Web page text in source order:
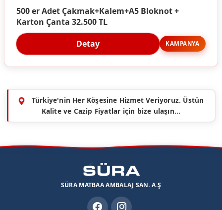
500 er Adet Çakmak+Kalem+A5 Bloknot +
Karton Çanta 32.500 TL
Detay KAMPANYA
Türkiye'nin Her Köşesine Hizmet Veriyoruz. Üstün
Kalite ve Cazip Fiyatlar için bize ulaşın...
SÜRA MATBAA AMBALAJ SAN. A.Ş